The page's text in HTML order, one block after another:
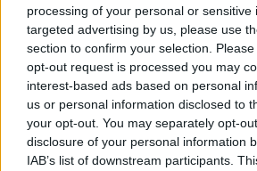
processing of your personal or sensitive
targeted advertising by us, please use
section to confirm your selection.
opt-out request is processed you may
interest-based ads based on personal
us or personal information disclosed to
your opt-out. You may separately opt-
disclosure of your personal information
IAB’s list of downstream participants.
Csikós Zsolt•2012. szeptember 30.
Kilakatolva pöpecre, lefényezve
felújítva, motor, váltó, diffi
csak egy nagyra méretezett legó
napnyi munkával már készen is
volna bárki a Ponton-projektről
poszt…